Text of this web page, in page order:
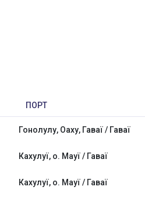
ПОРТ
Гонолулу, Оаху, Гаваї / Гаваї
Кахулуї, о. Мауї / Гаваї
Кахулуї, о. Мауї / Гаваї